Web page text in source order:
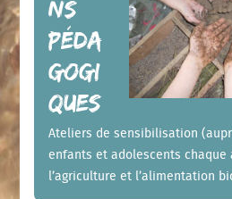
ns
péda
gogi
ques
Ateliers de sensibilisation
enfants et adolescents chaque
l’agriculture et l’alimentation